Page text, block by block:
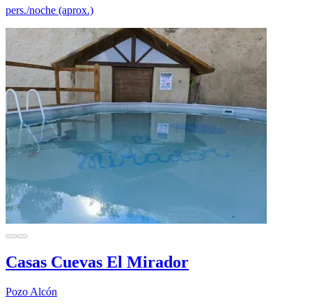
pers./noche (aprox.)
Casas Cuevas El Mirador
Pozo Alcón